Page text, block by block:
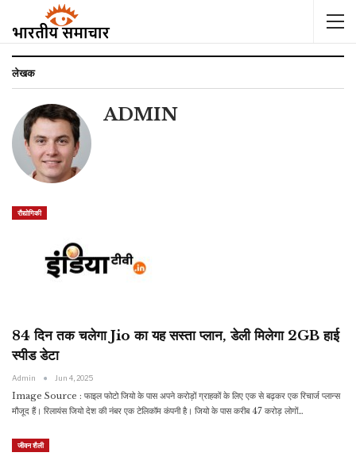
लेखक
ADMIN
रौद्योगिकी
84 दिन तक चलेगा Jio का यह सस्ता प्लान, डेली मिलेगा 2GB हाई
स्पीड डेटा
Admin Jun 4, 2025
Image Source : फाइल फोटो जियो के पास अपने करोड़ों ग्राहकों के लिए एक से बढ़कर एक रिचार्ज प्लान्स
मौजूद हैं। रिलायंस जियो देश की नंबर एक टेलिकॉम कंपनी है। जियो के पास करीब 47 करोड़ लोगों…
जीवन शैली